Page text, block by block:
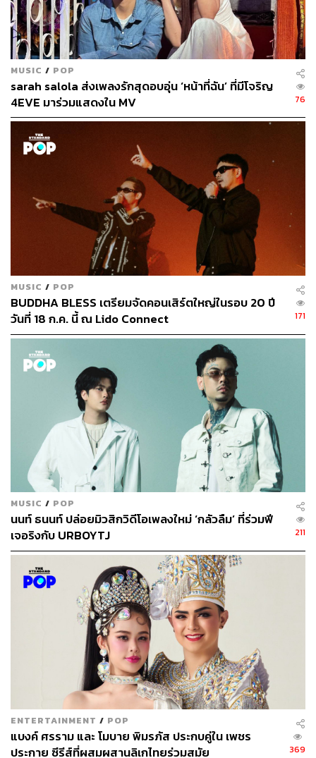
“โชคดีแค่ไหนแล้วที่เรายังได้ทำในสิ่งที่รัก” เขายิ้มบอกกับ
THE STANDARD POP พร้อมกับยืนยันเสียงหนักแน่นว่า
การเริ่มต้นใหม่ครั้งนี้ ‘ไม่ได้เป็นการติดลบหรือเซตศูนย์ แต่
มันเป็นการเดินทางใหม่ที่น่าตื่นเต้น’
ก่อนจะทำความรู้จัก ‘แว่นใหญ่’ ในฐานะศิลปินเดี่ยว คิดว่า
ควรพาย้อนกลับไปคุยถึง ‘คำถาม’ ที่แฟนเพลงน่าจะยังสงสัย
คาใจ บ่นเสียดายกันก่อน ถามตรงๆ สรุปว่าทำไมถึงเลือกจะ
ตัดสินใจแยกวง
สำหรับผมจริงๆ มันไม่ใช่การตัดสินใจที่ผมเลือก แต่ในเมื่อมา
ถึงจุดเปลี่ยนที่เรียกว่าความเปลี่ยนแปลง เราก็ต้องออกจาก
เซฟโซน หลายๆ คนมองว่ามันเป็นการนับหนึ่งใหม่เลยนะ ซึ่ง
ก็ดีเหมือนกันครับ เพราะมันทำให้ตัวเองได้พบกับความ
ท้าทายอีกขั้นหนึ่ง คุณไม่ใช่คนที่ทำอะไรแล้วจะซักเซสเสมอ
ไป แต่ถ้าเรามานั่งมองในแง่ลบว่า โอ้โห ทุกอย่างมันหาย
หมดเลยนะ จากที่เมื่อก่อนทำมิวสิกวิดีโอ เราไปขอสปอน
เซอร์มา ไทอินก็ง่าย แต่หลังจากนี้ทุกอย่างจะไม่ง่ายเหมือน
เดิม มันเป็นการเริ่มต้นถางหญ้าใหม่ ยังดีที่เรามีพร้าของเรา
ติดมือไว้
ผมหมายถึงสิ่งที่เราเคยทำ ทักษะและประสบการณ์ที่เรามี
ฉะนั้นสำหรับผมถ้าจะมองว่ายากมันก็ยาก จะมองว่าไม่ยาก
มันก็ไม่ยาก เพราะนับจากนี้มันก็คือการทำแบบเดิม ทำต่อไป
เพียงแต่ในอีกเส้นทางที่ต่างไปจากเดิม
โลกความจริงหลังเดินออกจากเซฟโซนเป็นไงบ้าง
พูดตรงๆ ทุกวันนี้เราคือศิลปินหน้าใหม่ และเราไม่ได้มองว่า
ตัวเองเป็นเบอร์ที่ขายได้แบบเดิมอีกต่อไป เราเป็นศิลปินที่ต้อง
ออกมาทำความรู้จักกับแฟนเพลง ซึ่งมันไม่มีอะไรมารองรับ
หรือการันตีกับใครได้เลยว่าทำสิ่งนี้แล้วจะประสบความสำเร็จ
MUSIC / POP
sarah salola ส่งเพลงรักสุดอบอุ่น ‘หน้าที่ฉัน’ ที่มีโจริญ
4EVE มาร่วมแสดงใน MV
76
MUSIC / POP
BUDDHA BLESS เตรียมจัดคอนเสิร์ตใหญ่ในรอบ 20 ปี
วันที่ 18 ก.ค. นี้ ณ Lido Connect
171
MUSIC / POP
นนท์ ธนนท์ ปล่อยมิวสิกวิดีโอเพลงใหม่ ‘กลัวลืม’ ที่ร่วมฟี
เจอริงกับ URBOYTJ
211
ENTERTAINMENT / POP
แบงค์ ศรราม และ โมบาย พิมรภัส ประกบคู่ใน เพชร
ประกาย ซีรีส์ที่ผสมผสานลิเกไทยร่วมสมัย
369